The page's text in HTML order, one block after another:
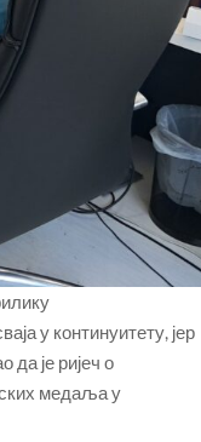
у континуитету, јер
да је ријеч о
медаља у